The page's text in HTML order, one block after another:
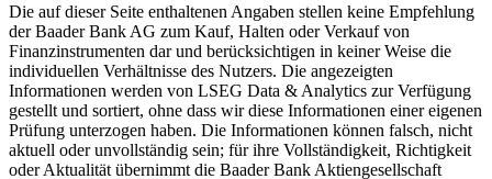
Die auf dieser Seite enthaltenen Angaben stellen keine Empfehlung
der Baader Bank AG zum Kauf, Halten oder Verkauf von
Finanzinstrumenten dar und berücksichtigen in keiner Weise die
individuellen Verhältnisse des Nutzers. Die angezeigten
Informationen werden von LSEG Data & Analytics zur Verfügung
gestellt und sortiert, ohne dass wir diese Informationen einer eigenen
Prüfung unterzogen haben. Die Informationen können falsch, nicht
aktuell oder unvollständig sein; für ihre Vollständigkeit, Richtigkeit
oder Aktualität übernimmt die Baader Bank Aktiengesellschaft